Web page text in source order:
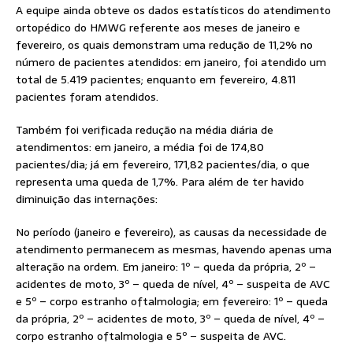
A equipe ainda obteve os dados estatísticos do atendimento
ortopédico do HMWG referente aos meses de janeiro e
fevereiro, os quais demonstram uma redução de 11,2% no
número de pacientes atendidos: em janeiro, foi atendido um
total de 5.419 pacientes; enquanto em fevereiro, 4.811
pacientes foram atendidos.
Também foi verificada redução na média diária de
atendimentos: em janeiro, a média foi de 174,80
pacientes/dia; já em fevereiro, 171,82 pacientes/dia, o que
representa uma queda de 1,7%. Para além de ter havido
diminuição das internações:
No período (janeiro e fevereiro), as causas da necessidade de
atendimento permanecem as mesmas, havendo apenas uma
alteração na ordem. Em janeiro: 1º – queda da própria, 2º –
acidentes de moto, 3º – queda de nível, 4º – suspeita de AVC
e 5º – corpo estranho oftalmologia; em fevereiro: 1º – queda
da própria, 2º – acidentes de moto, 3º – queda de nível, 4º –
corpo estranho oftalmologia e 5º – suspeita de AVC.